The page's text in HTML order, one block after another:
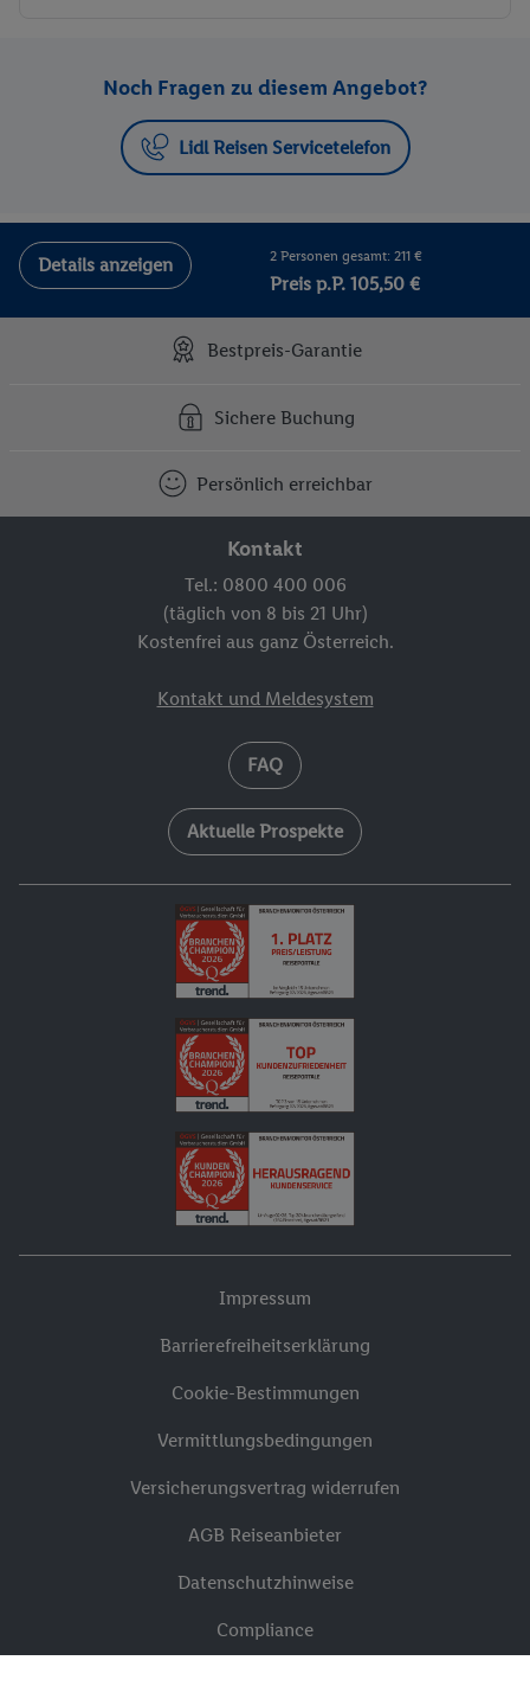
Noch Fragen zu diesem Angebot?
Lidl Reisen Servicetelefon
Details anzeigen 2 Personen gesamt: 211 €
Preis p.P. 105,50 €
Bestpreis-Garantie
Sichere Buchung
Persönlich erreichbar
Kontakt
Tel.: 0800 400 006
(täglich von 8 bis 21 Uhr)
Kostenfrei aus ganz Österreich.
Kontakt und Meldesystem
FAQ
Aktuelle Prospekte
Impressum
Barrierefreiheitserklärung
Cookie-Bestimmungen
Vermittlungsbedingungen
Versicherungsvertrag widerrufen
AGB Reiseanbieter
Datenschutzhinweise
Compliance